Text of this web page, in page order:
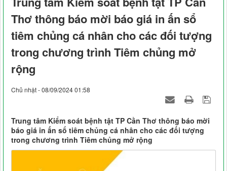
Thơ thông báo mời báo giá in ấn sổ
tiêm chủng cá nhân cho các đối tượng
trong chương trình Tiêm chủng mở
rộng
Chủ nhật - 08/09/2024 01:58
Trung tâm Kiểm soát bệnh tật TP Cần Thơ thông báo mời
báo giá in ấn sổ tiêm chủng cá nhân cho các đối tượng
trong chương trình Tiêm chủng mở rộng